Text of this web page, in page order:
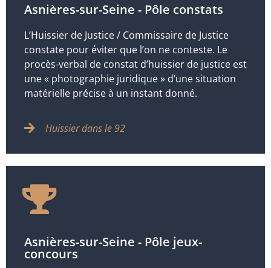
Asnières-sur-Seine - Pôle constats
L’Huissier de Justice / Commissaire de Justice
constate pour éviter que l’on ne conteste. Le
procès-verbal de constat d’huissier de justice est
une « photographie juridique » d’une situation
matérielle précise à un instant donné.
Huissier dans le 92
Asnières-sur-Seine - Pôle jeux-
concours